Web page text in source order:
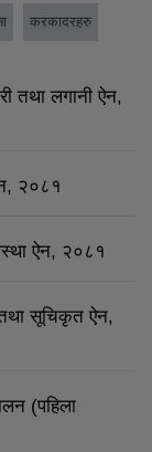
करकादरहरु
तथा लगानी ऐन,
२०८१
ऐन, २०८१
तथा सूचिकृत ऐन,
(पहिला